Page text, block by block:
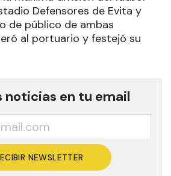
Defensores de Evita y
de público de ambas
al portuario y festejó su
noticias en tu email
NEWSLETTER